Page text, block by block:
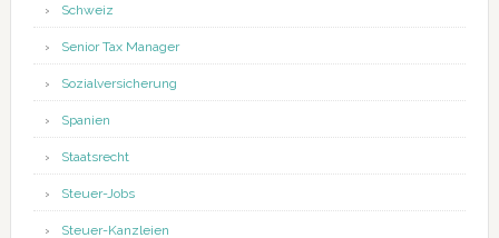
Schweiz
Senior Tax Manager
Sozialversicherung
Spanien
Staatsrecht
Steuer-Jobs
Steuer-Kanzleien